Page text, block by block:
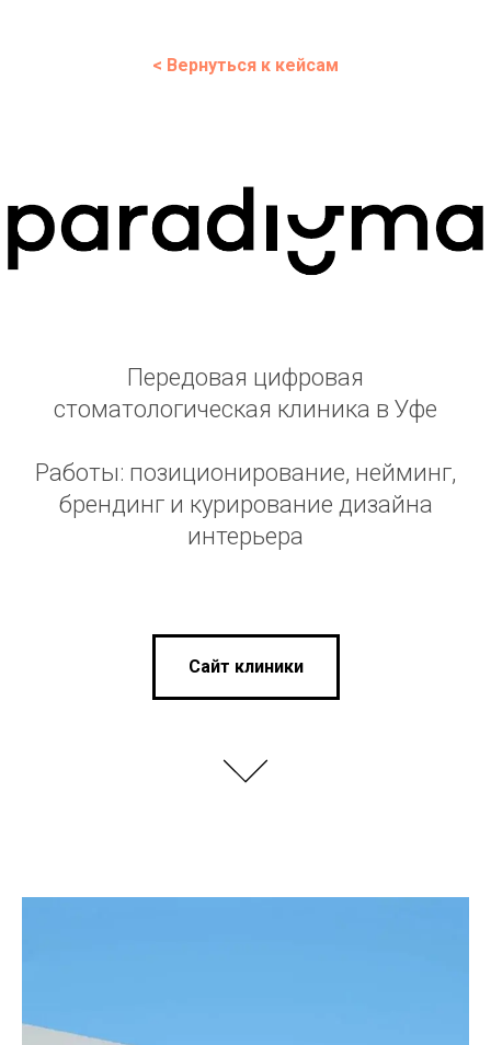
< Вернуться к кейсам
Передовая цифровая
стоматологическая клиника в Уфе
Работы: позиционирование, нейминг,
брендинг и курирование дизайна
интерьера
Сайт клиники